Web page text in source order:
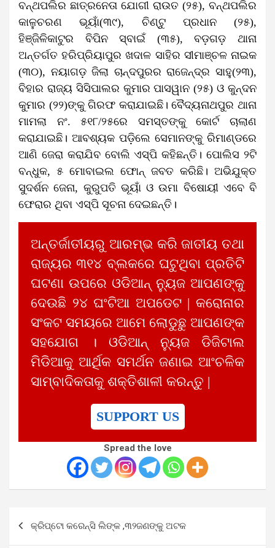
ବନ୍ଥପଲିର ଛାତ୍ରନେତା ଯୋଗୀ ରାଉତ (୨୫), ବନ୍ଥପଲିର
କାଳୁଚରଣ ଭୂୟାଁ(୩୯), ଚିଣ୍ଟୁ ପ୍ରଧାନ (୨୫),
ହିଞ୍ଜିଳିକାଟୁର ବିପିନ ସ୍ବାଇଁ (୩୫), ବଡ଼ଗଡ଼ ଥାନା
ଅନ୍ତର୍ଗତ ହରିପ୍ରିୟାପୁର ଖଦାଳ ସାହିର ସୀମାଞ୍ଚଳ ନାଇକ
(୩୦), ନୟାଗଡ଼ ଜିଲା ଚାନ୍ଦପୁରର ରାଜେନ୍ଦ୍ର ସାହୁ(୨୩),
ବିହାର ରାଜ୍ୟ ସିସିପାଲର କୁମାର ପାସୱାନ (୨୫) ଓ କୁନ୍ଦନ
କୁମାର (୨୨)ଙ୍କୁ ଗିରଫ କରାଯାଇଛି। ବୈଦ୍ୟନାଥପୁର ଥାନା
ମାମଲା ନଂ. ୫୧୮/୨୫ରେ ସମସ୍ତଙ୍କୁ କୋର୍ଟ ଚାଲାଣ
କରାଯାଇଛି। ଆବଶ୍ୟକ ପଡ଼ିଲେ ସେମାନଙ୍କୁ ରିମାଣ୍ଡରେ
ଆଣି ଜେରା କରାଯିବ ବୋଲି ଏସ୍‌ପି କହିଛନ୍ତି। ପୋଲିସ ୨ଟି
ବନ୍ଧୁକ, ୫ ମୋବାଇଲ ଫୋନ୍‌ ଜବତ କରିଛି। ଅଭିଯୁକ୍ତ
ସୁଦର୍ଶନ ଜେନା, କୁରୁପତି ଭୂୟାଁ ଓ ଉମା ବିଷୋୟୀ ଏବେ ବି
ଫେରାର ଥିବା ଏସ୍‌ପି ସୂଚନା ଦେଇଛନ୍ତି।
ଅନ୍ତର୍ଜାତୀୟରୁ ଆରମ୍ଭ କରି ଜାତୀୟ ତଥା
ରାଜ୍ୟର ୩୧୪ ବ୍ଲକରେ ଘଟୁଥିବା ପ୍ରତିଟି
ଘଟଣା ଉପରେ ଓଡିଆନ୍ ନ୍ୟୁଜ ଆପଣଙ୍କୁ
ଦେଉଛି ୨୪ ଘଂଟିଆ ଅପଡେଟ | କରୋନାର
ସଂକଟ ସମୟରେ ଆମେ ଲୋଡୁଛୁ ଆପଣଙ୍କ
ସହଯୋଗ । ଓଡିଆନ୍ ନ୍ୟୁଜ ଡିଜିଟାଲ
ମିଡିଆକୁ ଆର୍ଥିକ ସମର୍ଥନ ଜଣାଇ ଆଂଚଳିକ
ସାମ୍ବାଦିକତାକୁ ଶକ୍ତିଶାଳୀ କରନ୍ତୁ |
SUPPORT US
Spread the love
navigation
କ୍ରିପ୍ଟୋ କରେନ୍ସି ଲିଙ୍କ ,୩୨ଜଣଙ୍କୁ ଅଟକ